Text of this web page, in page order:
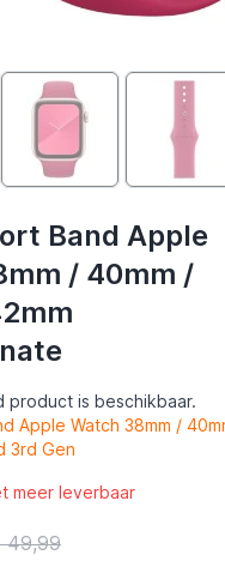
Band Apple
/ 40mm /
product is beschikbaar.
Apple Watch 38mm /
3rd Gen
meer leverbaar
49,99